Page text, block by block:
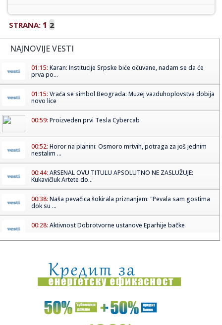
STRANA: 1 2
NAJNOVIJE VESTI
01:15: Karan: Institucije Srpske biće očuvane, nadam se da će
prva po...
01:15: Vraća se simbol Beograda: Muzej vazduhoplovstva dobija
novo lice
00:59: Proizveden prvi Tesla Cybercab
00:52: Horor na planini: Osmoro mrtvih, potraga za još jednim
nestalim ...
00:44: ARSENAL OVU TITULU APSOLUTNO NE ZASLUŽUJE:
Kukavičluk Artete do...
00:38: Naša pevačica šokirala priznanjem: "Pevala sam gostima
dok su ...
00:28: Aktivnost Dobrotvorne ustanove Eparhije bačke
00:17:Milatović: Crna Gora i Srbija bratske države, čak i kada
nemaj...
00:16:Prvi sastanak Trampovog “Odbora za mir” održaće se
sutra: O...